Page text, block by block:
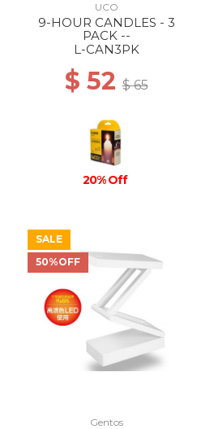
UCO
9-HOUR CANDLES - 3
PACK --
L-CAN3PK
$ 52$ 65
20% Off
SALE
50%OFF
Gentos